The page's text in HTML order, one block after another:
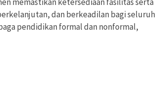
dan berkeadilan bagi seluruh
pendidikan formal dan nonformal,